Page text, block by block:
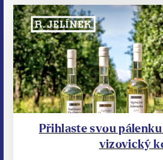
Přihlaste svou
vizovický